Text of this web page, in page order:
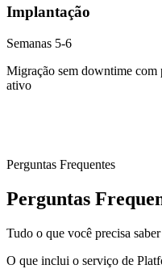
Implantação
Semanas 5-6
Migração sem downtime
ativo
Perguntas Frequentes
Perguntas
Tudo o que você precisa
O que inclui o serviço de